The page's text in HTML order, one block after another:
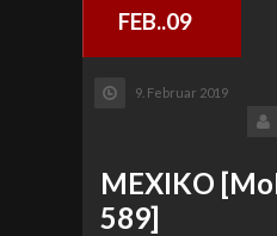
FEB..09
9. Februar 2019
MEXIKO
589]